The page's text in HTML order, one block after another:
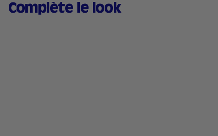
Complète le look